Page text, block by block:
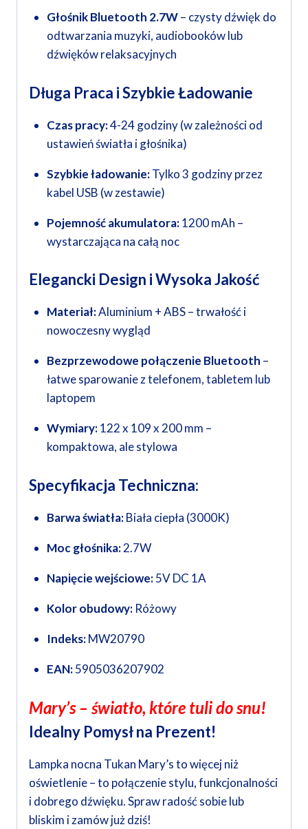
Głośnik Bluetooth 2.7W– czysty dźwięk do
odtwarzania muzyki, audiobooków lub
dźwięków relaksacyjnych
Długa Praca i Szybkie Ładowanie
Czas pracy:4-24 godziny (w zależności od
ustawień światła i głośnika)
Szybkie ładowanie:Tylko 3 godziny przez
kabel USB (w zestawie)
Pojemność akumulatora:1200 mAh –
wystarczająca na całą noc
Elegancki Design i Wysoka Jakość
Materiał:Aluminium + ABS – trwałość i
nowoczesny wygląd
Bezprzewodowe połączenie Bluetooth –
łatwe sparowanie z telefonem, tabletem lub
laptopem
Wymiary:122 x 109 x 200 mm –
kompaktowa, ale stylowa
Specyfikacja Techniczna:
Barwa światła:Biała ciepła (3000K)
Moc głośnika:2.7W
Napięcie wejściowe:5V DC 1A
Kolor obudowy:Różowy
Indeks:MW20790
EAN:5905036207902
Mary’s – światło, które tuli do snu!
Idealny Pomysł na Prezent!
Lampka nocna Tukan Mary’s to więcej niż
oświetlenie – to połączenie stylu, funkcjonalności
i dobrego dźwięku. Spraw radość sobie lub
bliskim i zamów już dziś!